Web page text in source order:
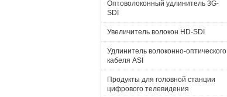
Оптоволоконный удлинитель 3G-
SDI
Увеличитель волокон HD-SDI
Удлинитель волоконно-оптического
кабеля ASI
Продукты для головной станции
цифрового телевидения